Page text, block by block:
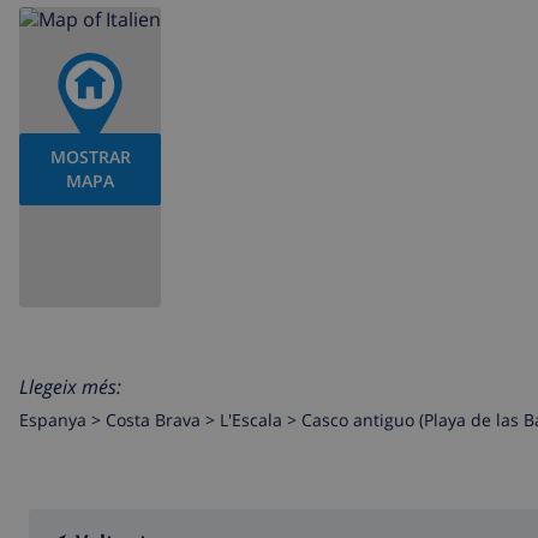
MOSTRAR
MAPA
Llegeix més:
Espanya > Costa Brava > L'Escala > Casco antiguo (Playa de las